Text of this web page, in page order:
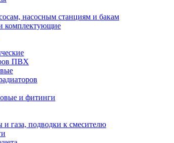
насосным станциям и бакам
комплектующие
ПВХ
и фитинги
и газа, подводки к смесителю